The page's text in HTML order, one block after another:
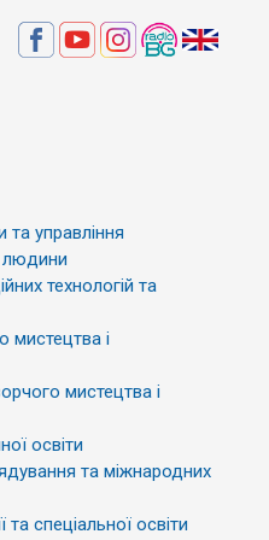
та управління
людини
технологій та
мистецтва і
мистецтва і
освіти
та міжнародних
та спеціальної освіти